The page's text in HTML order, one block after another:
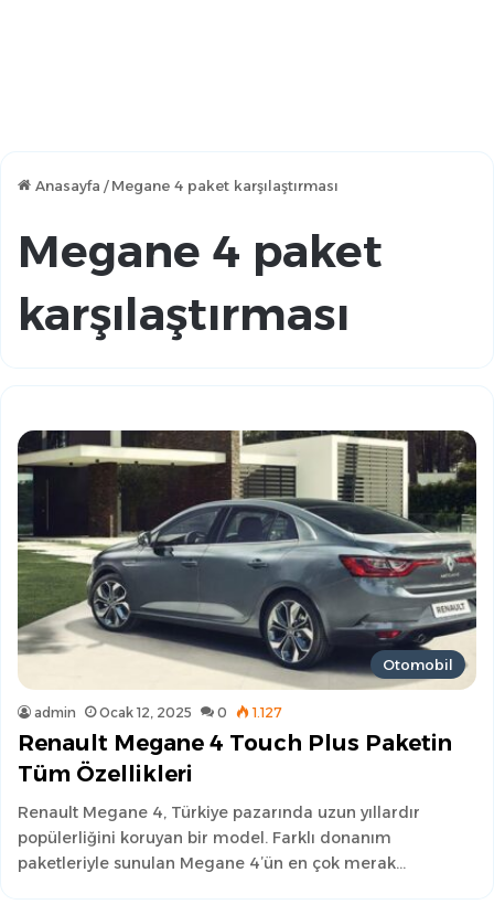
Anasayfa / Megane 4 paket karşılaştırması
Megane 4 paket
karşılaştırması
Otomobil
admin Ocak 12, 2025 0 1.127
Renault Megane 4 Touch Plus Paketin
Tüm Özellikleri
Renault Megane 4, Türkiye pazarında uzun yıllardır
popülerliğini koruyan bir model. Farklı donanım
paketleriyle sunulan Megane 4’ün en çok merak…